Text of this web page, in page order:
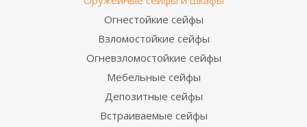
Огнестойкие сейфы
Взломостойкие сейфы
Огневзломостойкие сейфы
Мебельные сейфы
Депозитные сейфы
Встраиваемые сейфы